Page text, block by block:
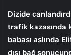
Dizide
trafik kazasında
babası aslında
dışı bağ